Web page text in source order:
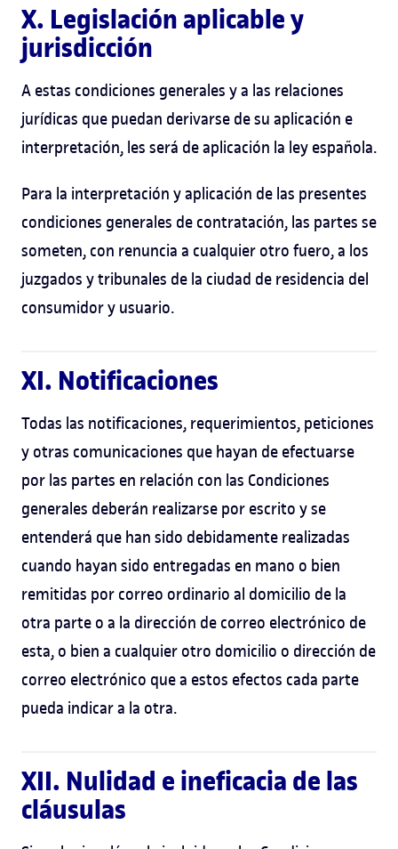
X. Legislación aplicable y
jurisdicción
A estas condiciones generales y a las relaciones
jurídicas que puedan derivarse de su aplicación e
interpretación, les será de aplicación la ley española.
Para la interpretación y aplicación de las presentes
condiciones generales de contratación, las partes se
someten, con renuncia a cualquier otro fuero, a los
juzgados y tribunales de la ciudad de residencia del
consumidor y usuario.
XI. Notificaciones
Todas las notificaciones, requerimientos, peticiones
y otras comunicaciones que hayan de efectuarse
por las partes en relación con las Condiciones
generales deberán realizarse por escrito y se
entenderá que han sido debidamente realizadas
cuando hayan sido entregadas en mano o bien
remitidas por correo ordinario al domicilio de la
otra parte o a la dirección de correo electrónico de
esta, o bien a cualquier otro domicilio o dirección de
correo electrónico que a estos efectos cada parte
pueda indicar a la otra.
XII. Nulidad e ineficacia de las
cláusulas